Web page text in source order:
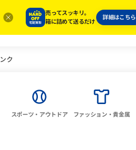
売ってスッキリ。
箱に詰めて送るだけ
詳細はこちら
スポーツ・アウトドア ファッション・貴金属